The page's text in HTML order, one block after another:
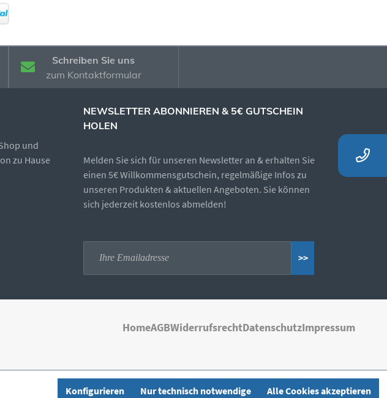
Schreiben Sie uns
zum Kontaktformular
und
zu Hause
NEWSLETTER ABONNIEREN & 5€ GUTSCHEIN
HOLEN
Melden Sie sich für unseren Newsletter an & erhalten Sie
einen 5€ Willkommensgutschein, regelmäßige Infos zu
unseren Produkten & aktuellen Angeboten. Sie können
sich jederzeit kostenlos abmelden!
>>
HomeAGBWiderrufsrechtDatenschutzImpressum
Nur technisch notwendige
Konfigurieren Alle Cookies akzeptieren